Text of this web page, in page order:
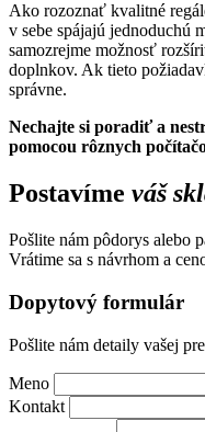
Ako rozoznať kvalitné
v sebe spájajú jednoduchú
samozrejme možnosť
doplnkov. Ak tieto
správne.
Nechajte si poradiť a
pomocou rôznych
Postavíme váš
Pošlite nám pôdorys alebo
Vrátime sa s návrhom a
Dopytový formulár
Pošlite nám detaily vašej
Meno
Kontakt